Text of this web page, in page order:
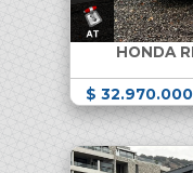
HONDA
$ 32.970.000